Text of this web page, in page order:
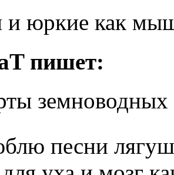
и юркие как
пишет:
песни